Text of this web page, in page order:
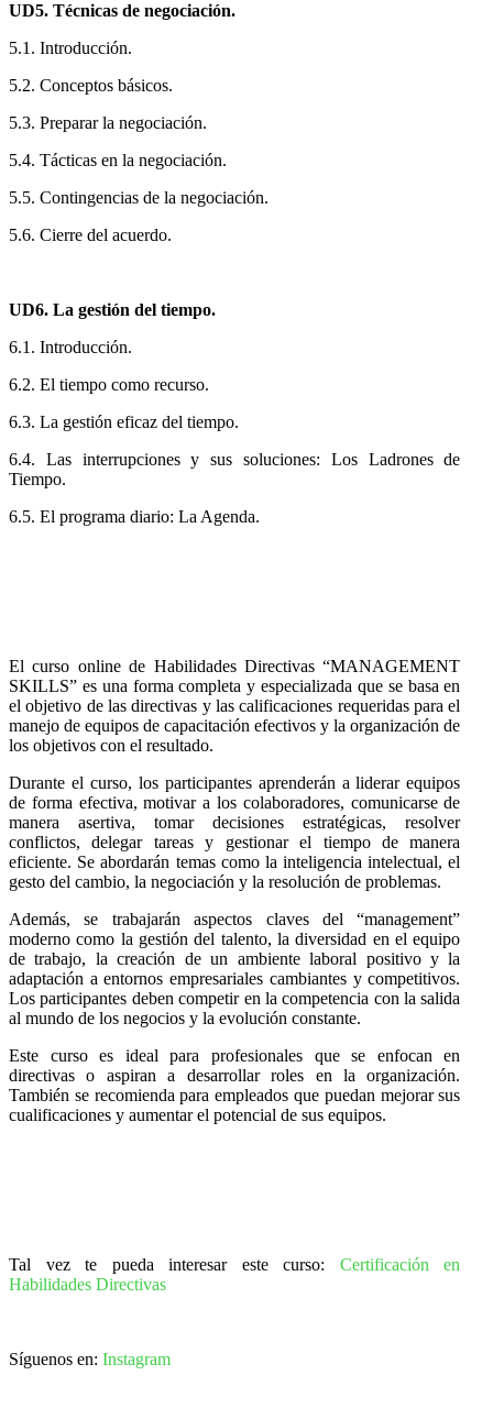
UD5. Técnicas de negociación.
5.1. Introducción.
5.2. Conceptos básicos.
5.3. Preparar la negociación.
5.4. Tácticas en la negociación.
5.5. Contingencias de la negociación.
5.6. Cierre del acuerdo.
UD6. La gestión del tiempo.
6.1. Introducción.
6.2. El tiempo como recurso.
6.3. La gestión eficaz del tiempo.
6.4. Las interrupciones y sus soluciones: Los Ladrones de
Tiempo.
6.5. El programa diario: La Agenda.
El curso online de Habilidades Directivas “MANAGEMENT
SKILLS” es una forma completa y especializada que se basa en
el objetivo de las directivas y las calificaciones requeridas para el
manejo de equipos de capacitación efectivos y la organización de
los objetivos con el resultado.
Durante el curso, los participantes aprenderán a liderar equipos
de forma efectiva, motivar a los colaboradores, comunicarse de
manera asertiva, tomar decisiones estratégicas, resolver
conflictos, delegar tareas y gestionar el tiempo de manera
eficiente. Se abordarán temas como la inteligencia intelectual, el
gesto del cambio, la negociación y la resolución de problemas.
Además, se trabajarán aspectos claves del “management”
moderno como la gestión del talento, la diversidad en el equipo
de trabajo, la creación de un ambiente laboral positivo y la
adaptación a entornos empresariales cambiantes y competitivos.
Los participantes deben competir en la competencia con la salida
al mundo de los negocios y la evolución constante.
Este curso es ideal para profesionales que se enfocan en
directivas o aspiran a desarrollar roles en la organización.
También se recomienda para empleados que puedan mejorar sus
cualificaciones y aumentar el potencial de sus equipos.
Tal vez te pueda interesar este curso: Certificación en
Habilidades Directivas
Síguenos en: Instagram